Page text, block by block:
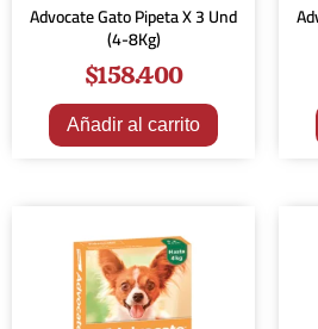
Advocate Gato Pipeta X 3 Und
(4-8Kg)
$158.400
Añadir al carrito